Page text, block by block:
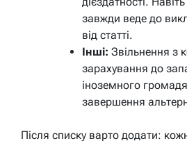
завжди веде до
від статті.
Інші: Звільнення з
зарахування до
іноземного
завершення
Після списку варто додати: